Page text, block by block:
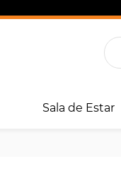
Sala de Estar